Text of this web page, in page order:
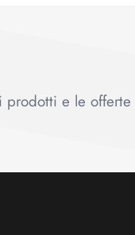
prodotti e le offerte